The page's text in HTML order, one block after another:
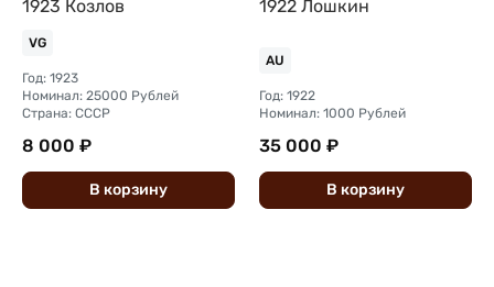
1923 Козлов
VG
Год: 1923
Номинал: 25000 Рублей
Страна: СССР
8 000 ₽
В корзину
1922 Лошкин
AU
Год: 1922
Номинал: 1000 Рублей
35 000 ₽
В корзину